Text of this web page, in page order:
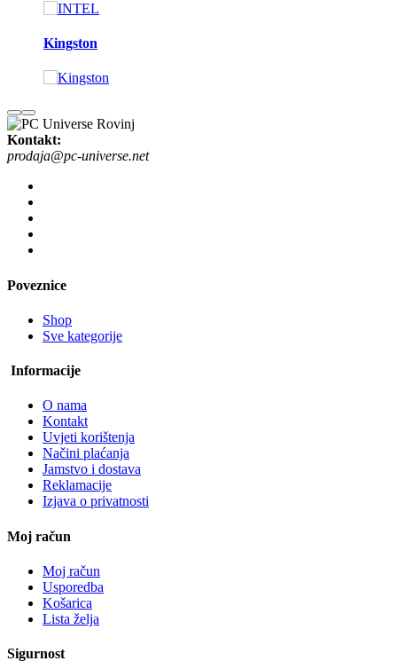
Kingston
Kontakt:
prodaja@pc-universe.net
Poveznice
Shop
Sve kategorije
Informacije
O nama
Kontakt
Uvjeti korištenja
Načini plaćanja
Jamstvo i dostava
Reklamacije
Izjava o privatnosti
Moj račun
Moj račun
Usporedba
Košarica
Lista želja
Sigurnost